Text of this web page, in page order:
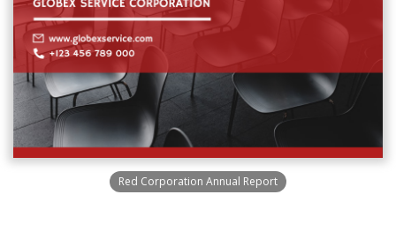
Red Corporation Annual Report